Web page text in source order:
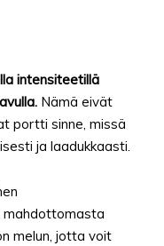
intensiteetillä
Nämä eivät
portti sinne, missä
ja laadukkaasti.
mahdottomasta
melun, jotta voit